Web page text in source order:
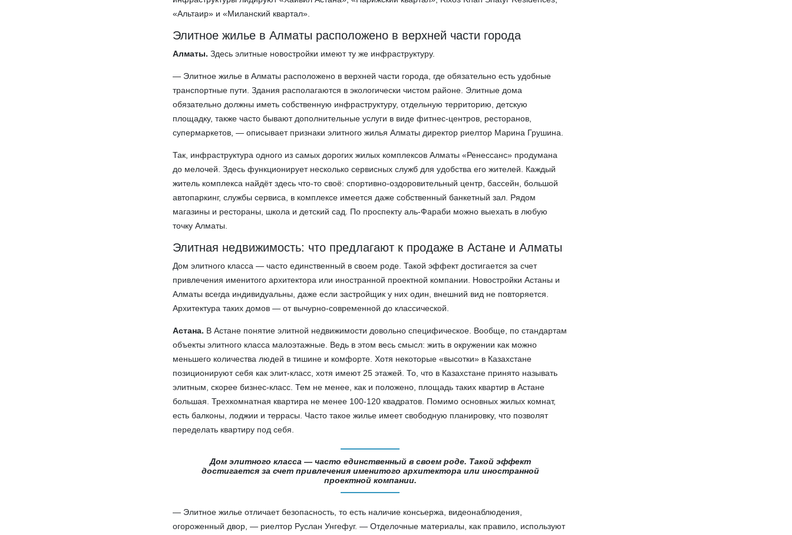
«Альтаир» и «Миланский квартал».
Элитное жилье в Алматы расположено в верхней части города
Алматы. Здесь элитные новостройки имеют ту же инфраструктуру.
— Элитное жилье в Алматы расположено в верхней части города, где обязательно есть удобные
транспортные пути. Здания располагаются в экологически чистом районе. Элитные дома
обязательно должны иметь собственную инфраструктуру, отдельную территорию, детскую
площадку, также часто бывают дополнительные услуги в виде фитнес-центров, ресторанов,
супермаркетов, — описывает признаки элитного жилья Алматы директор риелтор Марина Грушина.
Так, инфраструктура одного из самых дорогих жилых комплексов Алматы «Ренессанс» продумана
до мелочей. Здесь функционирует несколько сервисных служб для удобства его жителей. Каждый
житель комплекса найдёт здесь что-то своё: спортивно-оздоровительный центр, бассейн, большой
автопаркинг, службы сервиса, в комплексе имеется даже собственный банкетный зал. Рядом
магазины и рестораны, школа и детский сад. По проспекту аль-Фараби можно выехать в любую
точку Алматы.
Элитная недвижимость: что предлагают к продаже в Астане и Алматы
Дом элитного класса — часто единственный в своем роде. Такой эффект достигается за счет
привлечения именитого архитектора или иностранной проектной компании. Новостройки Астаны и
Алматы всегда индивидуальны, даже если застройщик у них один, внешний вид не повторяется.
Архитектура таких домов — от вычурно-современной до классической.
Астана. В Астане понятие элитной недвижимости довольно специфическое. Вообще, по стандартам
объекты элитного класса малоэтажные. Ведь в этом весь смысл: жить в окружении как можно
меньшего количества людей в тишине и комфорте. Хотя некоторые «высотки» в Казахстане
позиционируют себя как элит-класс, хотя имеют 25 этажей. То, что в Казахстане принято называть
элитным, скорее бизнес-класс. Тем не менее, как и положено, площадь таких квартир в Астане
большая. Трехкомнатная квартира не менее 100-120 квадратов. Помимо основных жилых комнат,
есть балконы, лоджии и террасы. Часто такое жилье имеет свободную планировку, что позволят
переделать квартиру под себя.
Дом элитного класса — часто единственный в своем роде. Такой эффект
достигается за счет привлечения именитого архитектора или иностранной
проектной компании.
— Элитное жилье отличает безопасность, то есть наличие консьержа, видеонаблюдения,
огороженный двор, — риелтор Руслан Унгефуг. — Отделочные материалы, как правило, используют